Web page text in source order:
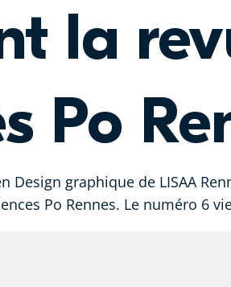
la
Po
Design graphique de LISAA
Po Rennes. Le numéro 6